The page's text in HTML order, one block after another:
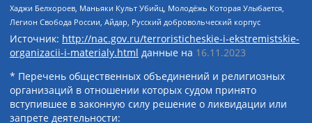
Хаджи Белхороев, Маньяки Культ Убийц, Молодёжь Которая Улыбается,
Легион Свобода России, Айдар, Русский добровольческий корпус
Источник: http://nac.gov.ru/terroristicheskie-i-ekstremistskie-
organizacii-i-materialy.html данные на 16.11.2023
* Перечень общественных объединений и религиозных
организаций в отношении которых судом принято
вступившее в законную силу решение о ликвидации или
запрете деятельности: